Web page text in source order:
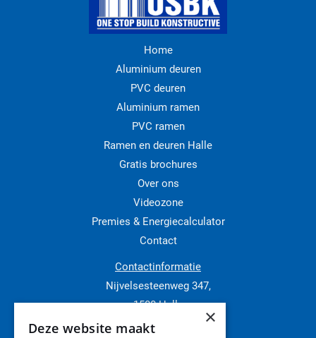
Home
Aluminium deuren
PVC deuren
Aluminium ramen
PVC ramen
Ramen en deuren Halle
Gratis brochures
Over ons
Videozone
Premies & Energiecalculator
Contact
Contactinformatie
Nijvelsesteenweg 347,
1500 Halle
02 511 11 91
×
Deze website maakt